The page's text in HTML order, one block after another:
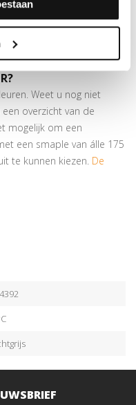
Weet u nog niet
overzicht van de
mogelijk om een
een smaple van álle 175
te kunnen kiezen. De